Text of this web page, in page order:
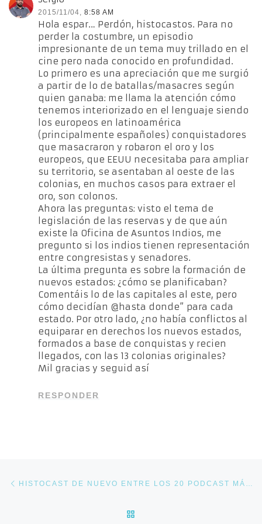
2015/11/04, 8:58 AM
Hola espar… Perdón, histocastos. Para no
perder la costumbre, un episodio
impresionante de un tema muy trillado en el
cine pero nada conocido en profundidad.
Lo primero es una apreciación que me surgió
a partir de lo de batallas/masacres según
quien ganaba: me llama la atención cómo
tenemos interiorizado en el lenguaje siendo
los europeos en latinoamérica
(principalmente españoles) conquistadores
que masacraron y robaron el oro y los
europeos, que EEUU necesitaba para ampliar
su territorio, se asentaban al oeste de las
colonias, en muchos casos para extraer el
oro, son colonos.
Ahora las preguntas: visto el tema de
legislación de las reservas y de que aún
existe la Oficina de Asuntos Indios, me
pregunto si los indios tienen representación
entre congresistas y senadores.
La última pregunta es sobre la formación de
nuevos estados: ¿cómo se planificaban?
Comentáis lo de las capitales al este, pero
cómo decidían @hasta donde” para cada
estado. Por otro lado, ¿no había conflictos al
equiparar en derechos los nuevos estados,
formados a base de conquistas y recien
llegados, con las 13 colonias originales?
Mil gracias y seguid así
RESPONDER
Navegación de entradas